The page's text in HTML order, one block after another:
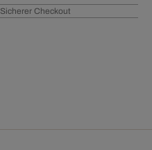
Sicherer Checkout